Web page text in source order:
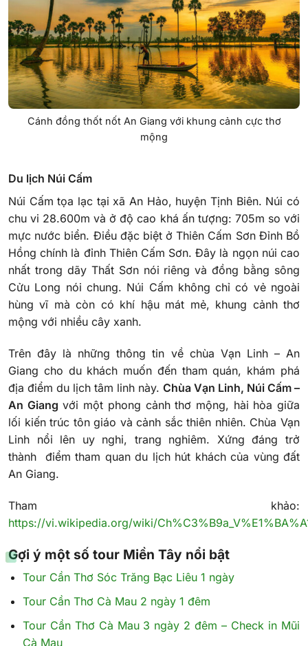
Cánh đồng thốt nốt An Giang với khung cảnh cực thơ
mộng
Du lịch Núi Cấm
Núi Cấm tọa lạc tại xã An Hảo, huyện Tịnh Biên. Núi có
chu vi 28.600m và ở độ cao khá ấn tượng: 705m so với
mực nước biển. Điều đặc biệt ở Thiên Cấm Sơn Đỉnh Bồ
Hồng chính là đỉnh Thiên Cấm Sơn. Đây là ngọn núi cao
nhất trong dãy Thất Sơn nói riêng và đồng bằng sông
Cửu Long nói chung. Núi Cấm không chỉ có vẻ ngoài
hùng vĩ mà còn có khí hậu mát mẻ, khung cảnh thơ
mộng với nhiều cây xanh.
Trên đây là những thông tin về chùa Vạn Linh – An
Giang cho du khách muốn đến tham quán, khám phá
địa điểm du lịch tâm linh này. Chùa Vạn Linh, Núi Cấm –
An Giang với một phong cảnh thơ mộng, hài hòa giữa
lối kiến trúc tôn giáo và cảnh sắc thiên nhiên. Chùa Vạn
Linh nổi lên uy nghi, trang nghiêm. Xứng đáng trở
thành điểm tham quan du lịch hút khách của vùng đất
An Giang.
Tham khảo:
https://vi.wikipedia.org/wiki/
Gợi ý một số tour Miền Tây nổi bật
Tour Cần Thơ Sóc Trăng Bạc Liêu 1 ngày
Tour Cần Thơ Cà Mau 2 ngày 1 đêm
Tour Cần Thơ Cà Mau 3 ngày 2 đêm – Check in Mũi
Cà Mau